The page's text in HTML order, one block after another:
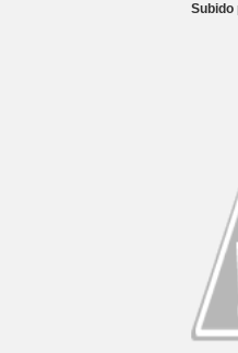
Subido